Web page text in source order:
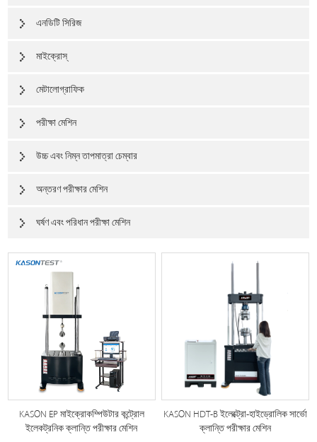
এনডিটি সিরিজ
মাইক্রোস্
মেটালোগ্রাফিক
পরীক্ষা মেশিন
উচ্চ এবং নিম্ন তাপমাত্রা চেম্বার
অন্তরণ পরীক্ষার মেশিন
ঘর্ষণ এবং পরিধান পরীক্ষা মেশিন
KASON EP মাইক্রোকম্পিউটার কন্ট্রোল
ইলেকট্রনিক ক্লান্তি পরীক্ষার মেশিন
KASON HDT-B ইলেক্ট্রো-হাইড্রোলিক সার্ভো
ক্লান্তি পরীক্ষার মেশিন